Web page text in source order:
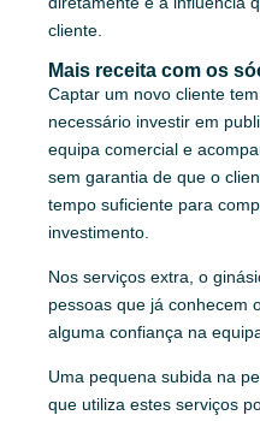
cliente.
Mais receita com os
Captar um novo cliente
necessário investir em
equipa comercial e
sem garantia de que o
tempo suficiente para
investimento.
Nos serviços extra, o
pessoas que já conhecem
alguma confiança na
Uma pequena subida na
que utiliza estes serviços